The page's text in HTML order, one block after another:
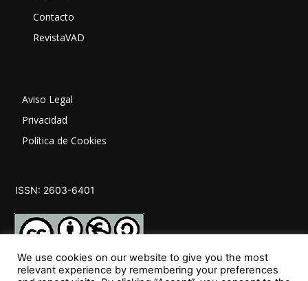
Contacto
RevistaVAD
Aviso Legal
Privacidad
Política de Cookies
ISSN: 2603-6401
We use cookies on our website to give you the most
relevant experience by remembering your preferences